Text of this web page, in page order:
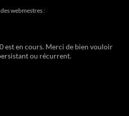
webmestres :
est en cours. Merci de bien vouloir
ou récurrent.